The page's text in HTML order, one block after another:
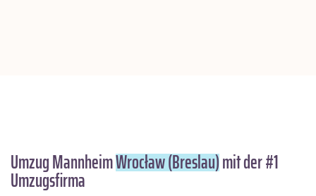
Umzug MannheimWrocław (Breslau)mit der #1
Umzugsfirma